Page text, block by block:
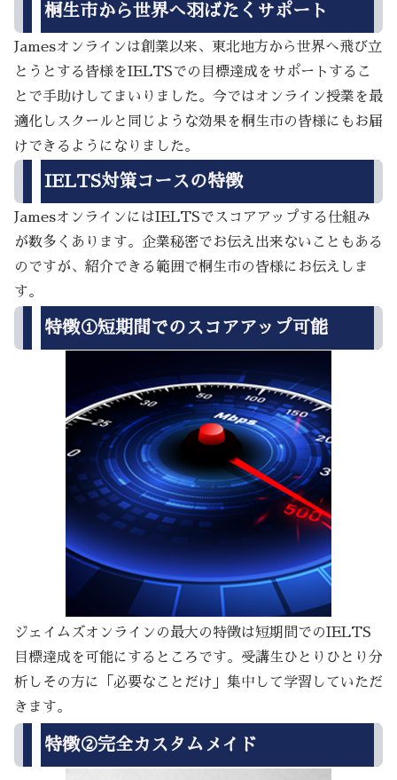
桐生市から世界へ羽ばたくサポート
Jamesオンラインは創業以来、東北地方から世界へ飛び立
とうとする皆様をIELTSでの目標達成をサポートするこ
とで手助けしてまいりました。今ではオンライン授業を最
適化しスクールと同じような効果を桐生市の皆様にもお届
けできるようになりました。
IELTS対策コースの特徴
JamesオンラインにはIELTSでスコアアップする仕組み
が数多くあります。企業秘密でお伝え出来ないこともある
のですが、紹介できる範囲で桐生市の皆様にお伝えしま
す。
特徴①短期間でのスコアアップ可能
ジェイムズオンラインの最大の特徴は短期間でのIELTS
目標達成を可能にするところです。受講生ひとりひとり分
析しその方に「必要なことだけ」集中して学習していただ
きます。
特徴②完全カスタムメイド